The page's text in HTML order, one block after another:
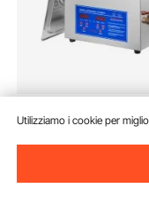
Utilizziamo i cookie per